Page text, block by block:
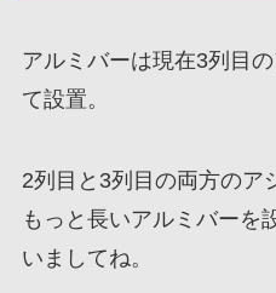
アルミバーは現在3列目
て設置。
2列目と3列目の両方のア
もっと長いアルミバーを
いましてね。